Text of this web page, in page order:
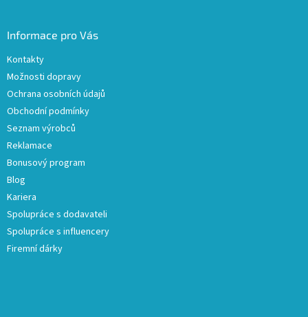
Informace pro Vás
Kontakty
Možnosti dopravy
Ochrana osobních údajů
Obchodní podmínky
Seznam výrobců
Reklamace
Bonusový program
Blog
Kariera
Spolupráce s dodavateli
Spolupráce s influencery
Firemní dárky